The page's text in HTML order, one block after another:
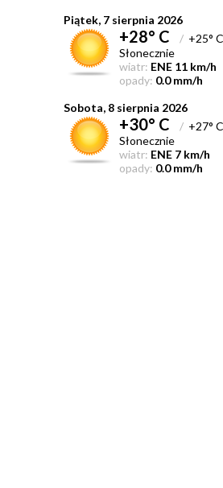
Piątek, 7 sierpnia 2026
+28° C /+25° C
Słonecznie
wiatr: ENE 11 km/h
opady: 0.0 mm/h
Sobota, 8 sierpnia 2026
+30° C /+27° C
Słonecznie
wiatr: ENE 7 km/h
opady: 0.0 mm/h